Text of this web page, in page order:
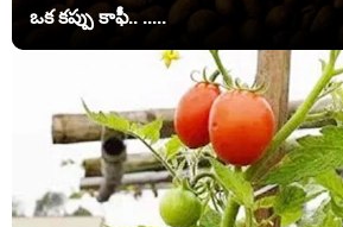
ఒక కప్పు కాఫీ.. .....